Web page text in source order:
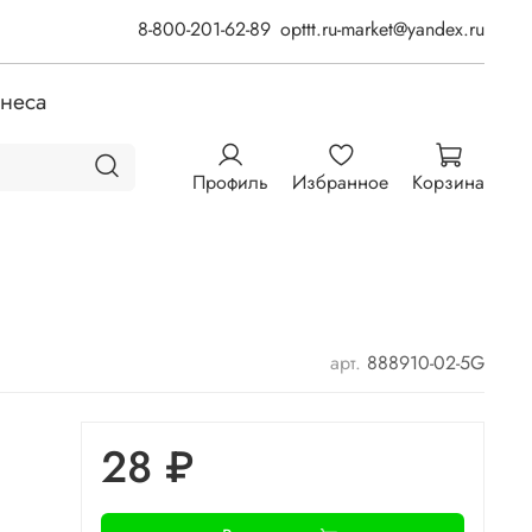
8-800-201-62-89 opttt.ru-market@yandex.ru
Профиль Избранное Корзина
арт. 888910-02-5G
28 ₽